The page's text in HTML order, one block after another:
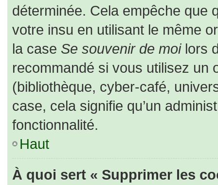
déterminée. Cela empêche que
votre insu en utilisant le même
la case Se souvenir de moilors
recommandé si vous utilisez un
(bibliothèque, cyber-café,
case, cela signifie qu’un
fonctionnalité.
Haut
À quoi sert « Supprimer les